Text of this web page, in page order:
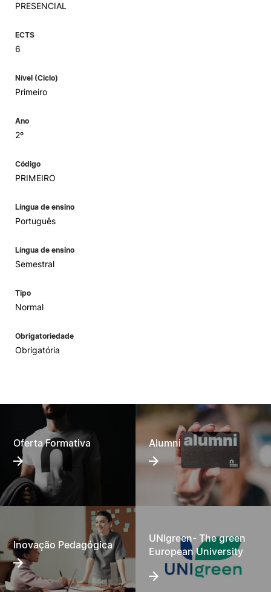
PRESENCIAL
ECTS
6
Nível (Ciclo)
Primeiro
Ano
2º
Código
PRIMEIRO
Língua de ensino
Português
Língua de ensino
Semestral
Tipo
Normal
Obrigatoriedade
Obrigatória
Oferta Formativa Alumni
Inovação Pedagógica
UNIgreen- The green
European University